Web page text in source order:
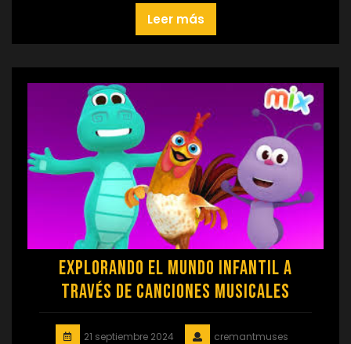
Leer más
Explorando el Mundo Infantil a
través de Canciones Musicales
21 septiembre 2024
cremantmuses